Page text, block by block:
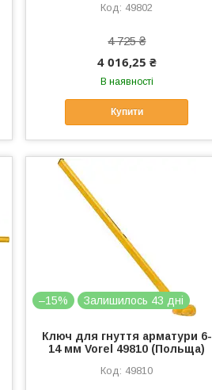
49802
4 725 ₴
4 016,25 ₴
В наявності
Купити
–15% Залишилось 43 дні
Ключ для гнуття арматури 6-
14 мм Vorel 49810 (Польща)
49810